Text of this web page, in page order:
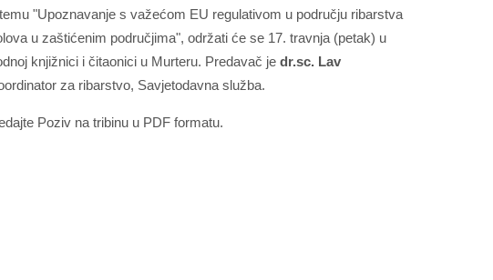
"Upoznavanje s važećom EU regulativom u području ribarstva
u zaštićenim područjima", održati će se 17. travnja (petak) u
knjižnici i čitaonici u Murteru. Predavač je dr.sc. Lav
za ribarstvo, Savjetodavna služba.
Poziv na tribinu u PDF formatu.